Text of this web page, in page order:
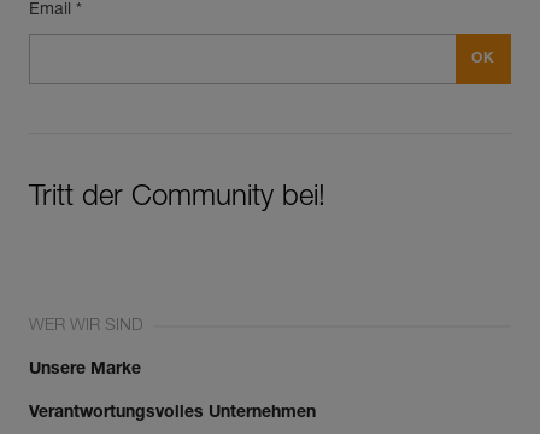
Email *
Tritt der Community bei!
WER WIR SIND
Unsere Marke
Verantwortungsvolles Unternehmen